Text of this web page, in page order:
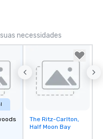
necessidades
Removed from
favorites
The Ritz-Carlton,
Half Moon Bay